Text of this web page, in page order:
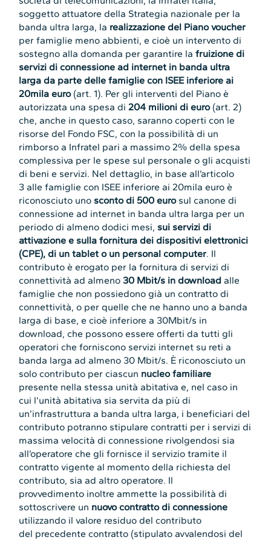
soggetto attuatore della Strategia nazionale per la
banda ultra larga, la realizzazione del Piano voucher
per famiglie meno abbienti, e cioè un intervento di
sostegno alla domanda per garantire lafruizione di
servizi di connessione ad internet in banda ultra
larga da parte delle famiglie con ISEE inferiore ai
20mila euro(art. 1). Per gli interventi del Piano è
autorizzata una spesa di204 milioni di euro(art. 2)
che, anche in questo caso, saranno coperti con le
risorse del Fondo FSC, con la possibilità di un
rimborso a Infratel pari a massimo 2% della spesa
complessiva per le spese sul personale o gli acquisti
di beni e servizi. Nel dettaglio, in base all’articolo
3 alle famiglie con ISEE inferiore ai 20mila euro è
riconosciuto uno sconto di 500 euro sul canone di
connessione ad internet in banda ultra larga per un
periodo di almeno dodici mesi, sui servizi di
attivazione e sulla fornitura dei dispositivi elettronici
(CPE), di un tablet o un personal computer. Il
contributo è erogato per la fornitura di servizi di
connettività ad almeno 30 Mbit/s in download alle
famiglie che non possiedono già un contratto di
connettività, o per quelle che ne hanno uno a banda
larga di base, e cioè inferiore a 30Mbit/s in
download, che possono essere offerti da tutti gli
operatori che forniscono servizi internet su reti a
banda larga ad almeno 30 Mbit/s. È riconosciuto un
solo contributo per ciascun nucleo familiare
presente nella stessa unità abitativa e, nel caso in
cui l’unità abitativa sia servita da più di
un’infrastruttura a banda ultra larga, i beneficiari del
contributo potranno stipulare contratti per i servizi di
massima velocità di connessione rivolgendosi sia
all’operatore che gli fornisce il servizio tramite il
contratto vigente al momento della richiesta del
contributo, sia ad altro operatore. Il
provvedimento inoltre ammette la possibilità di
sottoscrivere un nuovo contratto di connessione
utilizzando il valore residuo del contributo
del precedente contratto (stipulato avvalendosi del